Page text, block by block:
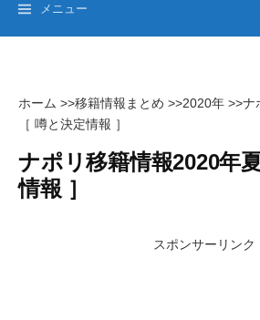
ッ
メニュー
ホーム >>移籍情報まとめ >>2020年 >>ナ
［ 噂と決定情報 ］
ナポリ移籍情報2020年
情報 ］
スポンサーリンク